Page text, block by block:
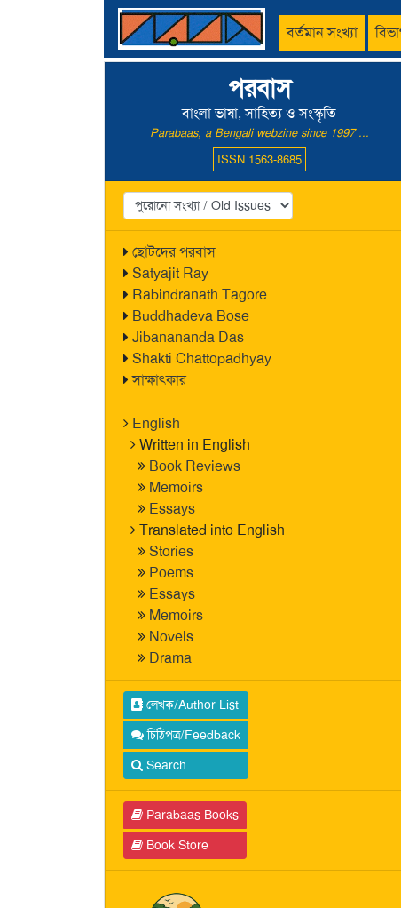
বর্তমান সংখ্যা
পরবাস
বাংলা ভাষা, সাহিত্য ও সংস্কৃতি
Parabaas, a Bengali webzine since 1997 ...
ISSN 1563-8685
ছোটদের পরবাস
Satyajit Ray
Rabindranath Tagore
Buddhadeva Bose
Jibanananda Das
Shakti Chattopadhyay
সাক্ষাৎকার
English
Written in English
Book Reviews
Memoirs
Essays
Translated into English
Stories
Poems
Essays
Memoirs
Novels
Drama
লেখক/Author List
চিঠিপত্র/Feedback
Search
Parabaas Books
Book Store